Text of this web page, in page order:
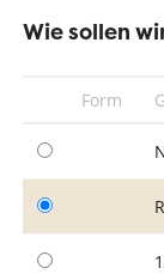
Wie sollen
Form